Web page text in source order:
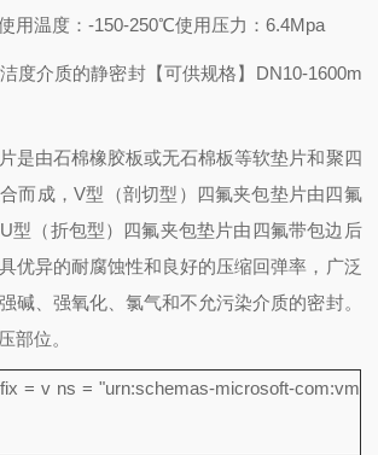
用温度：-150-250℃使用压力：6.4Mpa
度介质的静密封【可供规格】DN10-1600m
是由石棉橡胶板或无石棉板等软垫片和聚四
而成，V型（剖切型）四氟夹包垫片由四氟
型（折包型）四氟夹包垫片由四氟带包边后
优异的耐腐蚀性和良好的压缩回弹率，广泛
碱、强氧化、氯气和不允污染介质的密封。
部位。
= v ns = "urn:schemas-microsoft-com:vm